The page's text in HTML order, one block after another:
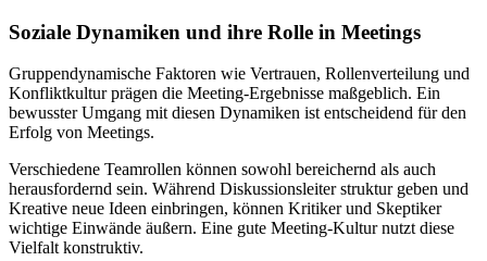
Soziale Dynamiken und ihre Rolle in Meetings
Gruppendynamische Faktoren wie Vertrauen, Rollenverteilung und
Konfliktkultur prägen die Meeting-Ergebnisse maßgeblich. Ein
bewusster Umgang mit diesen Dynamiken ist entscheidend für den
Erfolg von Meetings.
Verschiedene Teamrollen können sowohl bereichernd als auch
herausfordernd sein. Während Diskussionsleiter struktur geben und
Kreative neue Ideen einbringen, können Kritiker und Skeptiker
wichtige Einwände äußern. Eine gute Meeting-Kultur nutzt diese
Vielfalt konstruktiv.